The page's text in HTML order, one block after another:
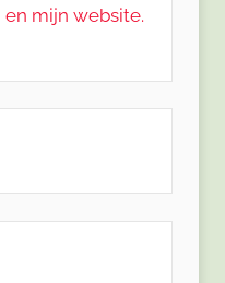
mijn website.